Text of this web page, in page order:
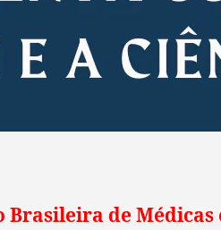
Brasileira de Médicas